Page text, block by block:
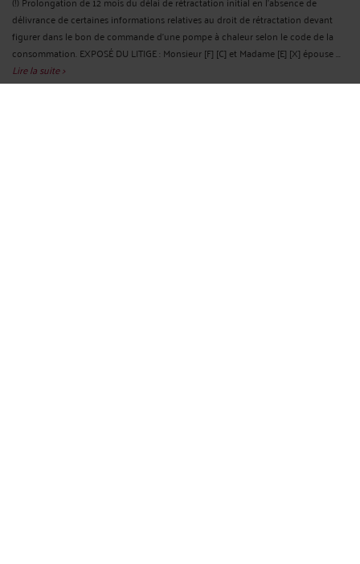
délivrance de certaines informations relatives au droit de rétractation devant
figurer dans le bon de commande d'une pompe à chaleur selon le code de la
consommation. EXPOSÉ DU LITIGE : Monsieur [F] [C] et Madame [E] [X] épouse ...
Lire la suite >